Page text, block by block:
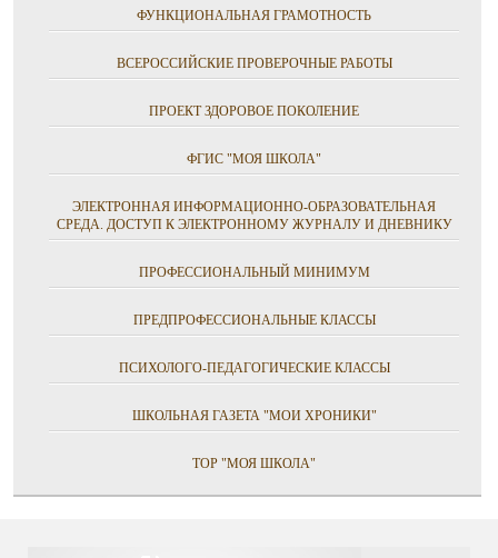
ФУНКЦИОНАЛЬНАЯ ГРАМОТНОСТЬ
ВСЕРОССИЙСКИЕ ПРОВЕРОЧНЫЕ РАБОТЫ
ПРОЕКТ ЗДОРОВОЕ ПОКОЛЕНИЕ
ФГИС "МОЯ ШКОЛА"
ЭЛЕКТРОННАЯ ИНФОРМАЦИОННО-ОБРАЗОВАТЕЛЬНАЯ
СРЕДА. ДОСТУП К ЭЛЕКТРОННОМУ ЖУРНАЛУ И ДНЕВНИКУ
ПРОФЕССИОНАЛЬНЫЙ МИНИМУМ
ПРЕДПРОФЕССИОНАЛЬНЫЕ КЛАССЫ
ПСИХОЛОГО-ПЕДАГОГИЧЕСКИЕ КЛАССЫ
ШКОЛЬНАЯ ГАЗЕТА "МОИ ХРОНИКИ"
ТОР "МОЯ ШКОЛА"